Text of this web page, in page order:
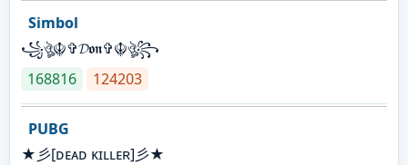
Simbol
꧁ঔৣ☬✞𝓓𝖔𝖓✞☬ঔৣ꧂
168816
124203
PUBG
★彡[ᴅᴇᴀᴅ ᴋɪʟʟᴇʀ]彡★